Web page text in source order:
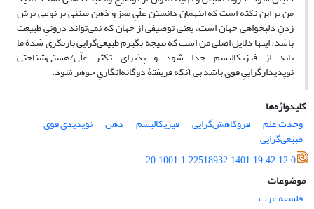
من بر این نکته است که اینهمان دانستنِ علّیِ مغز و ذهن مبتنی بر نوعی برش
زدنِ دلبخواهی جهان است، یعنی توصیفی از جهان که نمی‌تواند درونیِ طبیعت
باشد. اینها دلایل اصلی من است که نتیجه بگیرم طبیعی‌گراییِ بازنگری شدۀ ما
باید از فیزیکالیسم جدا شود و پذیرای تکثر علّی/هستی‌شناختیِ
نوپدیدارگراییِ قوی باشد بی آنکه فریفتۀ دوگانه‌انگاریِ جوهر شود.
کلیدواژه‌ها
وحدت علم
فروکاهش‌گرایی فیزیکالیسم ذهن نوپدیدی قوی
طبیعی‌گرایی
20.1001.1.22518932.1401.19.42.12.0
موضوعات
فلسفه غرب